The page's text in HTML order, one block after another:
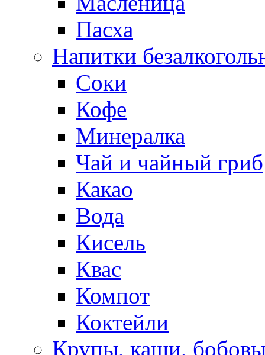
Пасха
Напитки
Соки
Кофе
Минералка
Чай и чайный гриб
Какао
Вода
Кисель
Квас
Компот
Коктейли
Крупы, каши,